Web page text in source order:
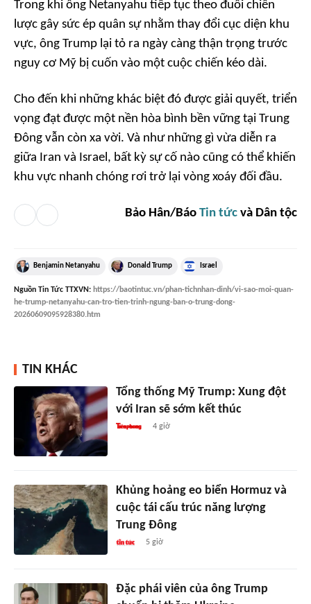
Trong khi ông Netanyahu tiếp tục theo đuổi chiến
lược gây sức ép quân sự nhằm thay đổi cục diện khu
vực, ông Trump lại tỏ ra ngày càng thận trọng trước
nguy cơ Mỹ bị cuốn vào một cuộc chiến kéo dài.
Cho đến khi những khác biệt đó được giải quyết, triển
vọng đạt được một nền hòa bình bền vững tại Trung
Đông vẫn còn xa vời. Và như những gì vừa diễn ra
giữa Iran và Israel, bất kỳ sự cố nào cũng có thể khiến
khu vực nhanh chóng rơi trở lại vòng xoáy đối đầu.
Bảo Hân/Báo Tin tức và Dân tộc
Benjamin Netanyahu Donald Trump Israel
Nguồn Tin Tức TTXVN: https://baotintuc.vn/phan-tichnhan-dinh/vi-sao-moi-quan-
he-trump-netanyahu-can-tro-tien-trinh-ngung-ban-o-trung-dong-
20260609095928380.htm
TIN KHÁC
Tổng thống Mỹ Trump: Xung đột
với Iran sẽ sớm kết thúc
4 giờ
Khủng hoảng eo biển Hormuz và
cuộc tái cấu trúc năng lượng
Trung Đông
5 giờ
Đặc phái viên của ông Trump